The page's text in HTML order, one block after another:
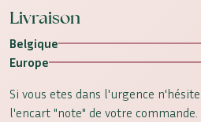
Livraison
Belgique
Europe
Si vous etes dans l'urgence
l'encart "note" de votre commande.